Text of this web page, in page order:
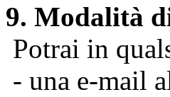
9. Modalità
Potrai in
- una e-mail